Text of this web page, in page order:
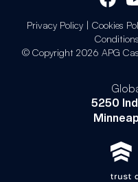
Privacy Policy| Cookies
Conditions
© Copyright 2026 APG
5250